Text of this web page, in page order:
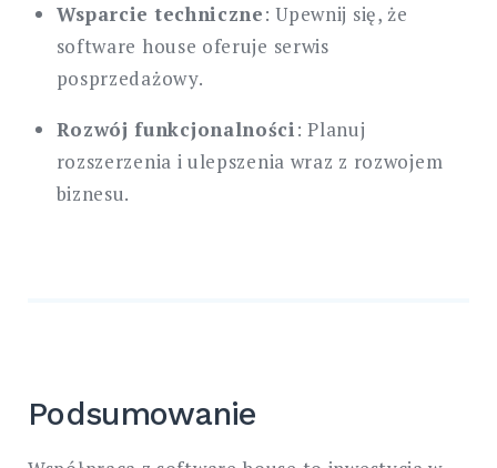
Wsparcie techniczne: Upewnij się, że
software house oferuje serwis
posprzedażowy.
Rozwój funkcjonalności: Planuj
rozszerzenia i ulepszenia wraz z rozwojem
biznesu.
Podsumowanie